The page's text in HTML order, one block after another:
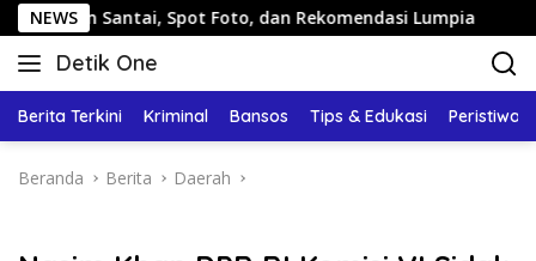
Langsung
ke
konten
NEWS
Spot Foto, dan Rekomendasi Lumpia Panduan
Detik One
Tajam
Fakta
Berita Terkini Kriminal Bansos Tips & Edukasi Peristiwa
Beranda Berita Daerah